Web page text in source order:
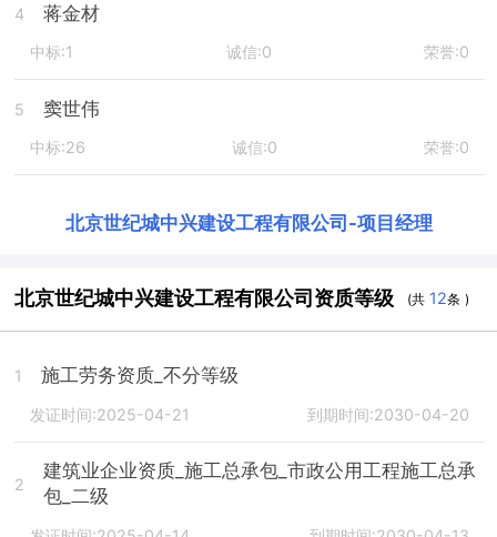
4 蒋金材
中标:1 诚信:0 荣誉:0
5 窦世伟
中标:26 诚信:0 荣誉:0
北京世纪城中兴建设工程有限公司 -项目经理
北京世纪城中兴建设工程有限公司资质等级 (共 12条 )
1 施工劳务资质_不分等级
发证时间:2025-04-21 到期时间:2030-04-20
2
建筑业企业资质_施工总承包_市政公用工程施工总承
包_二级